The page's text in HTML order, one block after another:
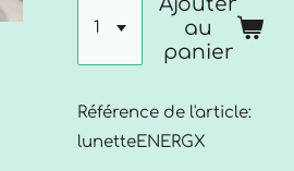
au
panier
Référence de l'article:
lunetteENERGX